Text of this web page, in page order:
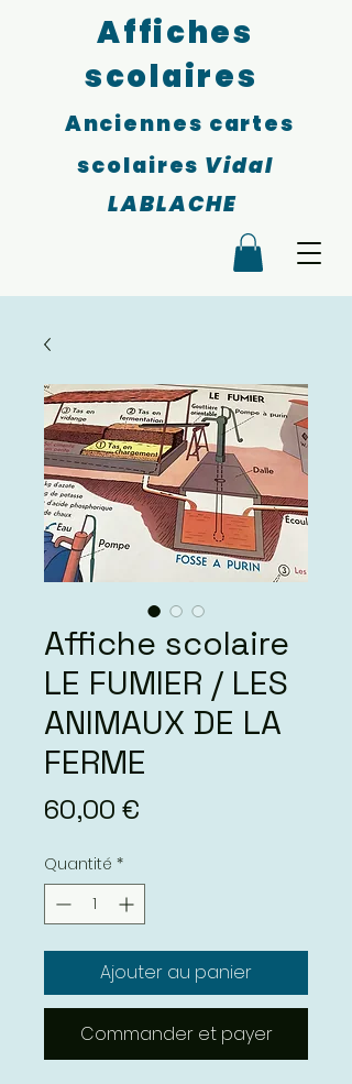
Affiches
scolaires
Anciennes cartes
scolaires Vidal
LABLACHE
Affiche scolaire
LE FUMIER / LES
ANIMAUX DE LA
FERME
60,00 €
Quantité *
Ajouter au panier
Commander et payer